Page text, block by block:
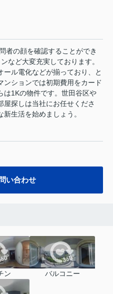
者の顔を確認することができ
など大変充実しております。
ル電化などが揃っており、と
ンションでは初期費用をカード
は1Kの物件です。世田谷区や
探しは当社にお任せくださ
生活を始めましょう。
い合わせ
ン バルコニー